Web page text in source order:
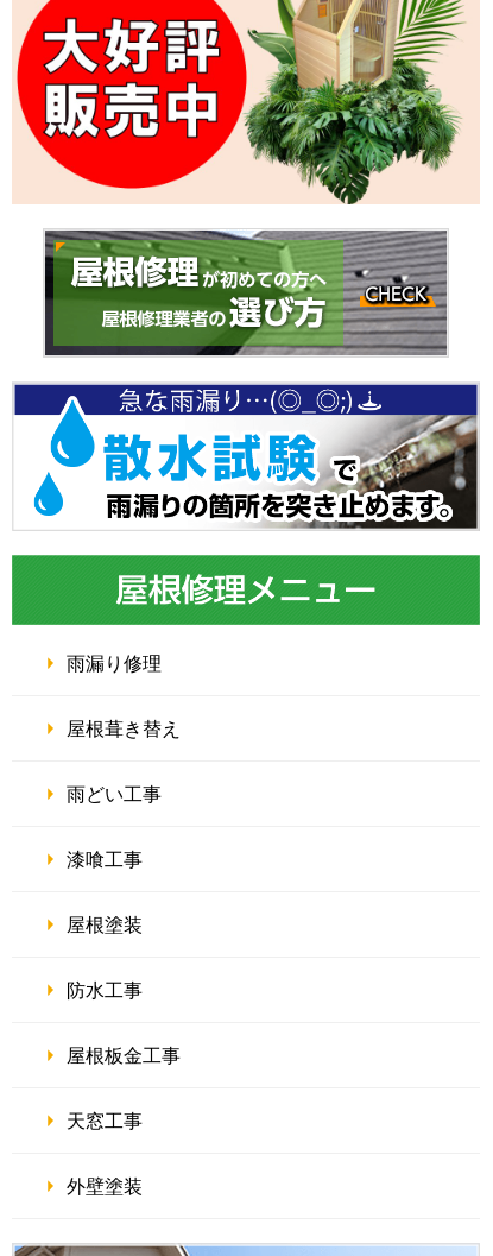
雨漏り修理
屋根葺き替え
雨どい工事
漆喰工事
屋根塗装
防水工事
屋根板金工事
天窓工事
外壁塗装